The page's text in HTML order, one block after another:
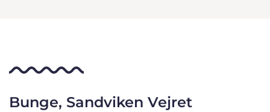
Bunge, Sandviken Vejret